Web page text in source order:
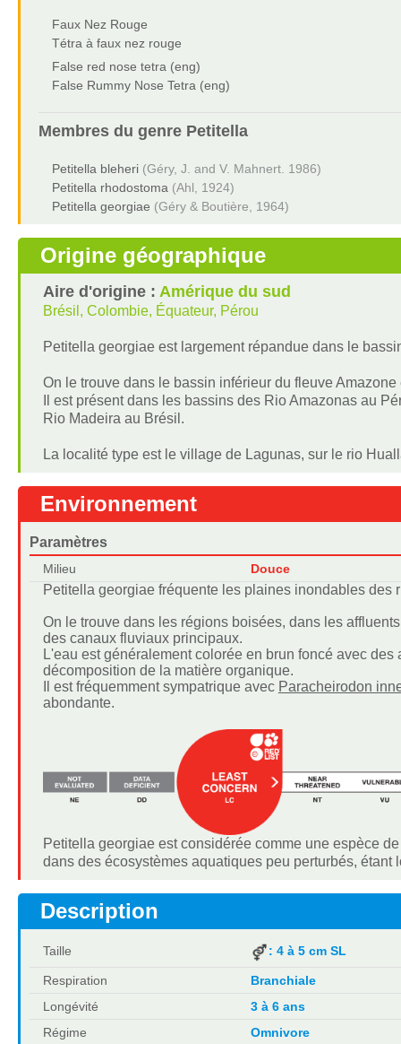
Faux Nez Rouge
Tétra à faux nez rouge
False red nose tetra (eng)
False Rummy Nose Tetra (eng)
Membres du genre Petitella
Petitella bleheri (Géry, J. and V. Mahnert. 1986)
Petitella rhodostoma (Ahl, 1924)
Petitella georgiae (Géry & Boutière, 1964)
Origine géographique
Aire d'origine : Amérique du sud
Brésil, Colombie, Équateur, Pérou
Petitella georgiae est largement répandue dans le
On le trouve dans le bassin inférieur du fleuve
Il est présent dans les bassins des Rio Amazonas au
Rio Madeira au Brésil.
La localité type est le village de Lagunas, sur le rio
Environnement
Paramètres
Milieu Douce
Petitella georgiae fréquente les plaines inondables des
On le trouve dans les régions boisées, dans les
des canaux fluviaux principaux.
L'eau est généralement colorée en brun foncé avec
décomposition de la matière organique.
Il est fréquemment sympatrique avec Paracheirodon
abondante.
Petitella georgiae est considérée comme une espèce
dans des écosystèmes aquatiques peu perturbés, étant
Description
Taille : 4 à 5 cm SL
Respiration
Branchiale
Longévité
3 à 6 ans
Régime
Omnivore